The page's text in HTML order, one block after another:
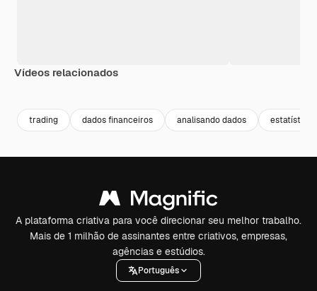
Vídeos relacionados
trading dados financeiros analisando dados estatística
A plataforma criativa para você direcionar seu melhor trabalho.
Mais de 1 milhão de assinantes entre criativos, empresas,
agências e estúdios.
Português